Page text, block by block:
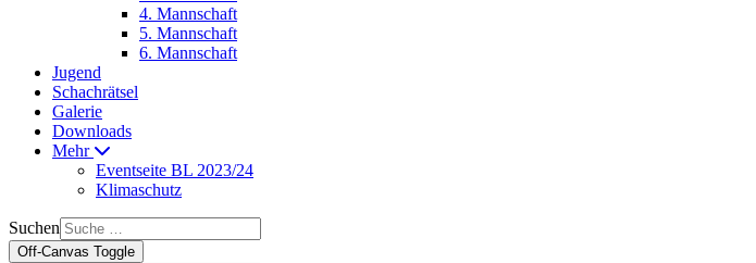
4. Mannschaft
5. Mannschaft
6. Mannschaft
Jugend
Schachrätsel
Galerie
Downloads
Mehr
Eventseite BL 2023/24
Klimaschutz
Suchen
Off-Canvas Toggle